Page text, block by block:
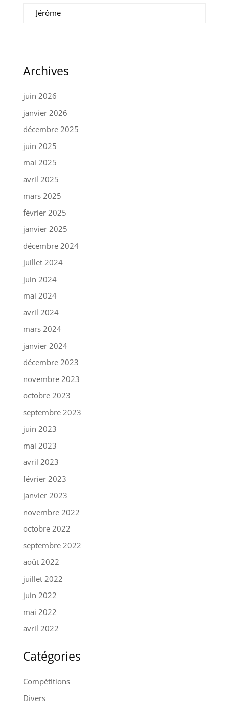
Jérôme
Archives
juin 2026
janvier 2026
décembre 2025
juin 2025
mai 2025
avril 2025
mars 2025
février 2025
janvier 2025
décembre 2024
juillet 2024
juin 2024
mai 2024
avril 2024
mars 2024
janvier 2024
décembre 2023
novembre 2023
octobre 2023
septembre 2023
juin 2023
mai 2023
avril 2023
février 2023
janvier 2023
novembre 2022
octobre 2022
septembre 2022
août 2022
juillet 2022
juin 2022
mai 2022
avril 2022
Catégories
Compétitions
Divers